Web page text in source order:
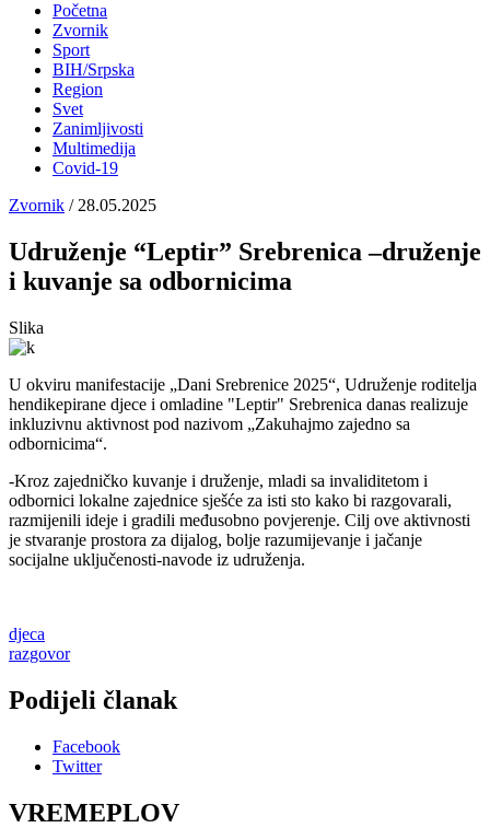
Početna
Zvornik
Sport
BIH/Srpska
Region
Svet
Zanimljivosti
Multimedija
Covid-19
Zvornik / 28.05.2025
Udruženje “Leptir” Srebrenica –druženje
i kuvanje sa odbornicima
Slika
U okviru manifestacije „Dani Srebrenice 2025“, Udruženje roditelja
hendikepirane djece i omladine "Leptir" Srebrenica danas realizuje
inkluzivnu aktivnost pod nazivom „Zakuhajmo zajedno sa
odbornicima“.
-Kroz zajedničko kuvanje i druženje, mladi sa invaliditetom i
odbornici lokalne zajednice sješće za isti sto kako bi razgovarali,
razmijenili ideje i gradili međusobno povjerenje. Cilj ove aktivnosti
je stvaranje prostora za dijalog, bolje razumijevanje i jačanje
socijalne uključenosti-navode iz udruženja.
djeca
razgovor
Podijeli članak
Facebook
Twitter
VREMEPLOV